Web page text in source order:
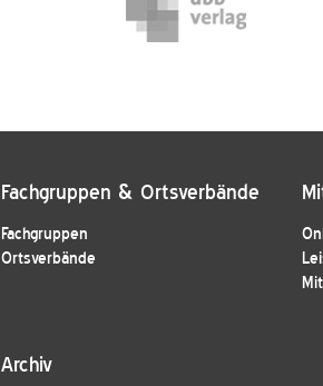
Fachgruppen & Ortsverbände
Fachgruppen
Ortsverbände
Archiv